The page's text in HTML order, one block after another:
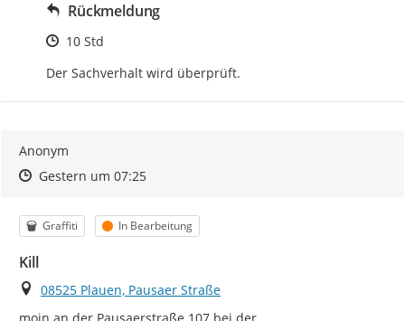
Rückmeldung
Zeitpunkt des Erstellens
10 Std
Der Sachverhalt wird überprüft.
Anonym
Zeitpunkt des Erstellens
Zeitpunkt des Erstellens
Gestern um 07:25Zur Äußerung
Kategorie
Graffiti Status
In Bearbeitung
Kill
Ort
08525 Plauen, Pausaer Straße